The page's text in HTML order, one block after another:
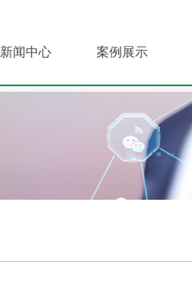
新闻中心 案例展示